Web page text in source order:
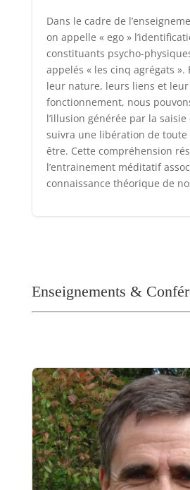
Dans le cadre de
on appelle « ego »
constituants psycho-
appelés « les cinq agrégats ».
leur nature, leurs liens et leur
fonctionnement, nous
l’illusion générée par la saisie
suivra une libération de toute
être. Cette compréhension
l’entrainement méditatif
connaissance théorique de
Enseignements &